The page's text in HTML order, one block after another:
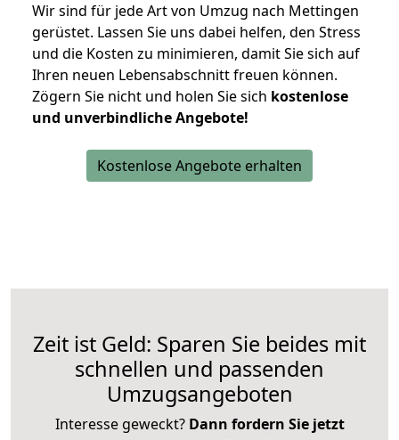
Wir sind für jede Art von Umzug nach Mettingen
gerüstet. Lassen Sie uns dabei helfen, den Stress
und die Kosten zu minimieren, damit Sie sich auf
Ihren neuen Lebensabschnitt freuen können.
Zögern Sie nicht und holen Sie sich kostenlose
und unverbindliche Angebote!
Kostenlose Angebote erhalten
Zeit ist Geld: Sparen Sie beides mit
schnellen und passenden
Umzugsangeboten
Interesse geweckt? Dann fordern Sie jetzt